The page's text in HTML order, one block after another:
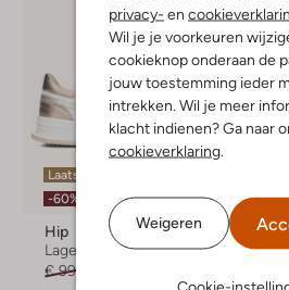
privacy- en
Wil je je voorkeuren
cookieknop onderaan de
jouw toestemming ieder
intrekken. Wil je meer
klacht indienen? Ga naar
cookieverklaring
Weigeren
Cookie-
Laatste item
-60%
Hip
Lage sneakers
€ 99,95
-40%
Hoge